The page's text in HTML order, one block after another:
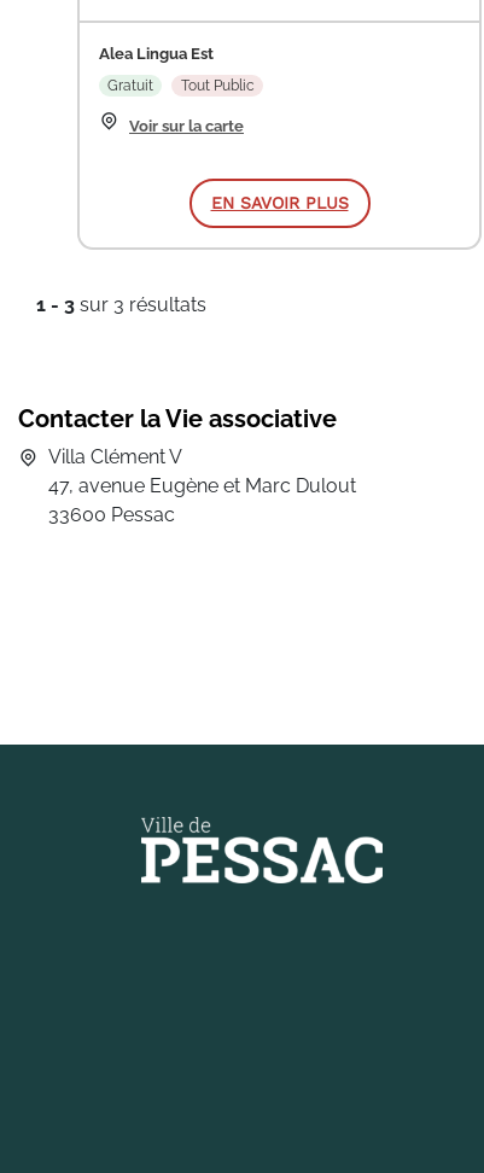
Alea Lingua Est
Gratuit Tout Public
Voir sur la carte
EN SAVOIR PLUS
1 - 3 sur 3 résultats
Contacter la Vie associative
Villa Clément V
47, avenue Eugène et Marc Dulout
33600 Pessac